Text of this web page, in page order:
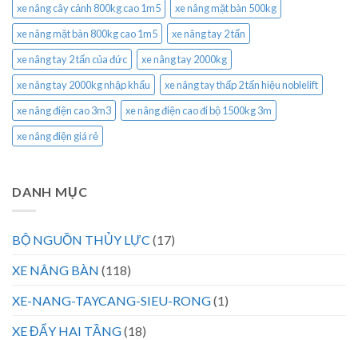
xe nâng cây cảnh 800kg cao 1m5
xe nâng mặt bàn 500kg
xe nâng mặt bàn 800kg cao 1m5
xe nâng tay 2 tấn
xe nâng tay 2 tấn của đức
xe nâng tay 2000kg
xe nâng tay 2000kg nhập khẩu
xe nâng tay thấp 2 tấn hiệu noblelift
xe nâng điện cao 3m3
xe nâng điện cao đi bộ 1500kg 3m
xe nâng điện giá rẻ
DANH MỤC
BỘ NGUỒN THỦY LỰC (17)
XE NÂNG BÀN (118)
XE-NANG-TAYCANG-SIEU-RONG(1)
XE ĐẨY HAI TẦNG(18)